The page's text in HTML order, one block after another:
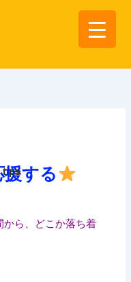
する
tips
から、どこか落ち着